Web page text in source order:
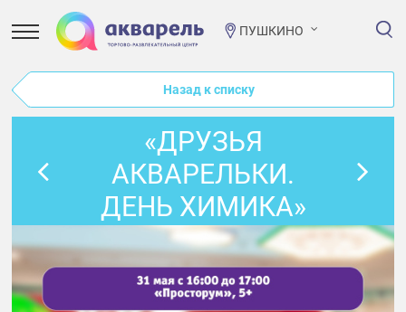
ПУШКИНО
Назад к списку
«ДРУЗЬЯ
АКВАРЕЛЬКИ.
ДЕНЬ ХИМИКА»